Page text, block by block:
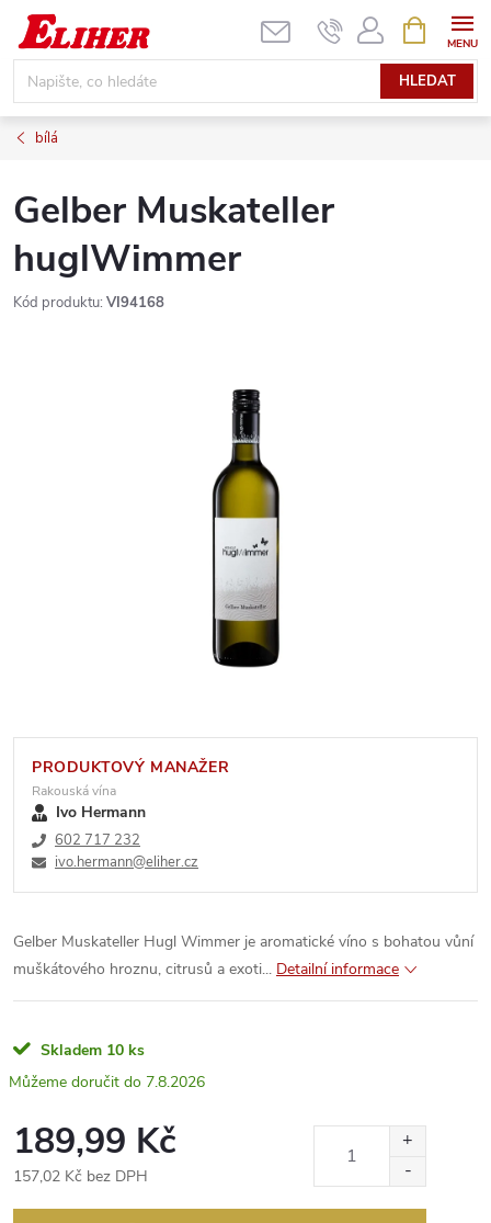
Přejít
obsah
HLEDAT
NÁKUPNÍ
KOŠÍK
bílá
Gelber Muskateller
huglWimmer
Kód produktu: VI94168
PRODUKTOVÝ MANAŽER
Rakouská vína
Ivo Hermann
602 717 232
ivo.hermann@eliher.cz
Gelber Muskateller Hugl Wimmer je aromatické víno s bohatou vůní
muškátového hroznu, citrusů a exoti... Detailní informace
Skladem 10 ks
7.8.2026
189,99 Kč
157,02 Kč bez DPH